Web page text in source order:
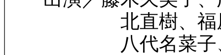
北直樹、福原美佳
八代名菜子、塚